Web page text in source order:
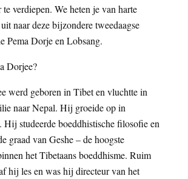
verdiepen. We heten je van harte
naar deze bijzondere tweedaagse
Pema Dorje en Lobsang.
Dorjee?
werd geboren in Tibet en vluchtte in
naar Nepal. Hij groeide op in
Hij studeerde boeddhistische filosofie en
graad van Geshe – de hoogste
het Tibetaans boeddhisme. Ruim
hij les en was hij directeur van het